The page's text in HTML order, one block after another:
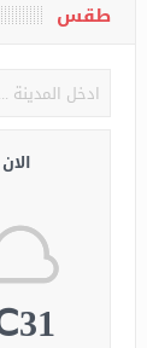
طقس
الان